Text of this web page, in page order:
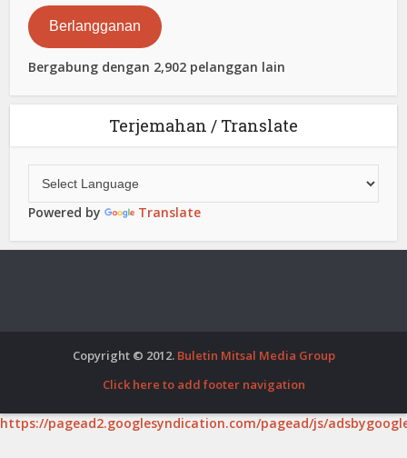
Elektronik
Berlangganan
Bergabung dengan 2,902 pelanggan lain
Terjemahan / Translate
Powered by Translate
Copyright © 2012. Buletin Mitsal Media Group
Click here to add footer navigation
https://pagead2.googlesyndication.com/pagead/js/